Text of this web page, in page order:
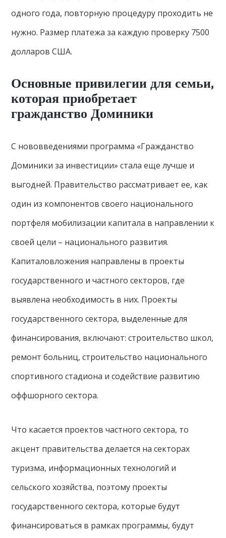
одного года, повторную процедуру проходить не
нужно. Размер платежа за каждую проверку 7500
долларов США.
Основные привилегии для семьи,
которая приобретает
гражданство Доминики
С нововведениями программа «Гражданство
Доминики за инвестиции» стала еще лучше и
выгодней. Правительство рассматривает ее, как
один из компонентов своего национального
портфеля мобилизации капитала в направлении к
своей цели – национального развития.
Капиталовложения направлены в проекты
государственного и частного секторов, где
выявлена необходимость в них. Проекты
государственного сектора, выделенные для
финансирования, включают: строительство школ,
ремонт больниц, строительство национального
спортивного стадиона и содействие развитию
оффшорного сектора.
Что касается проектов частного сектора, то
акцент правительства делается на секторах
туризма, информационных технологий и
сельского хозяйства, поэтому проекты
государственного сектора, которые будут
финансироваться в рамках программы, будут